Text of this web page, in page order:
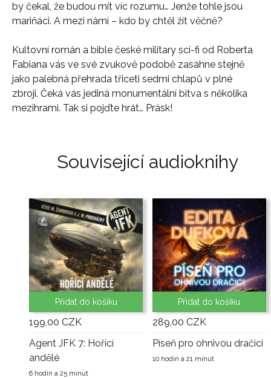
by čekal, že budou mít víc rozumu… Jenže tohle jsou
mariňáci. A mezi námi – kdo by chtěl žít věčně?
Kultovní román a bible české military sci-fi od Roberta
Fabiana vás ve své zvukově podobě zasáhne stejně
jako palebná přehrada třiceti sedmi chlapů v plné
zbroji. Čeká vás jediná monumentální bitva s několika
mezihrami. Tak si pojďte hrát… Prásk!
Přidat do košíku
199,00 CZK
Agent JFK 7: Hořící
andělé
6 hodin a 25 minut
Přidat do košíku
289,00 CZK
Píseň pro ohnivou dračici
10 hodin a 21 minut